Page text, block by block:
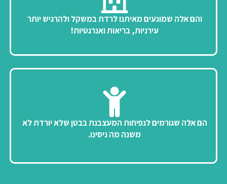
והם אלה שמונעים מאיתנו לרדת במשקל ולהרגיש יותר
עירניות, בריאות ואנרגטיות!
הם אלה שגורמים לנפיחות המעצבנת בבטן שלא יורדת לא
משנה מה ניסינו.